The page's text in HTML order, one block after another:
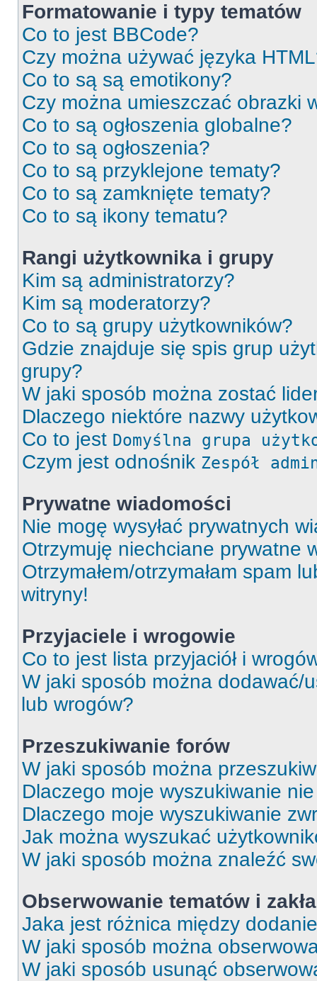
Formatowanie i typy tematów
Co to jest BBCode?
Czy można używać języka
Co to są są emotikony?
Czy można umieszczać obrazki
Co to są ogłoszenia globalne?
Co to są ogłoszenia?
Co to są przyklejone tematy?
Co to są zamknięte tematy?
Co to są ikony tematu?
Rangi użytkownika i grupy
Kim są administratorzy?
Kim są moderatorzy?
Co to są grupy użytkowników?
Gdzie znajduje się spis grup
grupy?
W jaki sposób można zostać
Dlaczego niektóre nazwy
Co to jest Domyślna grupa
Czym jest odnośnik Zespół
Prywatne wiadomości
Nie mogę wysyłać prywatnych
Otrzymuję niechciane prywatne
Otrzymałem/otrzymałam spam
witryny!
Przyjaciele i wrogowie
Co to jest lista przyjaciół i
W jaki sposób można dodawać/
lub wrogów?
Przeszukiwanie forów
W jaki sposób można
Dlaczego moje wyszukiwanie
Dlaczego moje wyszukiwanie
Jak można wyszukać
W jaki sposób można znaleźć
Obserwowanie tematów i
Jaka jest różnica między
W jaki sposób można
W jaki sposób usunąć